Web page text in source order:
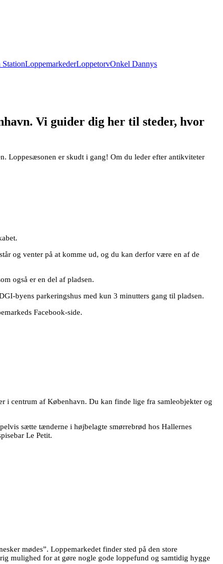
StationLoppemarkederLoppetorvOnkel Dannys
Vi guider dig her til steder, hvor
Loppesæsonen er skudt i gang! Om du leder efter antikviteter
og venter på at komme ud, og du kan derfor være en af de
også er en del af pladsen.
byens parkeringshus med kun 3 minutters gang til pladsen.
Facebook-side.
i centrum af København. Du kan finde lige fra samleobjekter og
sætte tænderne i højbelagte smørrebrød hos Hallernes
Le Petit.
mødes”. Loppemarkedet finder sted på den store
mulighed for at gøre nogle gode loppefund og samtidig hygge